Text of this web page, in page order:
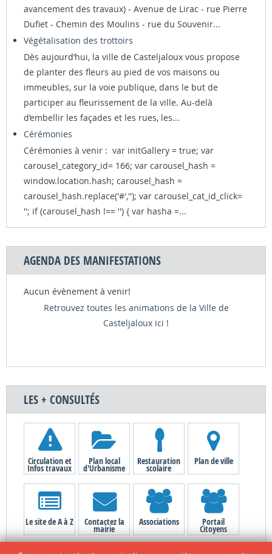
avancement des travaux) - Avenue de Lirac - rue Pierre
Dufiet - Chemin des Moulins - rue du Souvenir...
Végétalisation des trottoirs
Dès aujourd’hui, la ville de Casteljaloux vous propose
de planter des fleurs au pied de vos maisons ou
immeubles, sur la voie publique, dans le but de
participer au fleurissement de la ville. Au-delà
d’embellir les façades et les rues, les...
Cérémonies
Cérémonies à venir : var initGallery = true; var
carousel_category_id= 166; var carousel_hash =
window.location.hash; carousel_hash =
carousel_hash.replace('#',''); var carousel_cat_id_click=
''; if (carousel_hash !== '') { var hasha =...
AGENDA DES MANIFESTATIONS
Aucun évènement à venir!
Retrouvez toutes les animations de la Ville de
Casteljaloux ici !
LES + CONSULTÉS
Circulation et
Infos travaux
Plan local
d'Urbanisme
Restauration
scolaire
Plan de ville
Le site de A à Z Contactez la
mairie
Associations Portail
Citoyens